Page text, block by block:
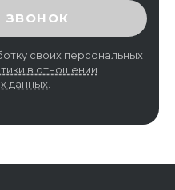
ЗВОНОК
своих персональных
в отношении
данных